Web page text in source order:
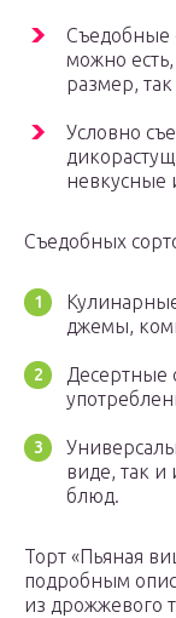
Съедобные
можно
размер,
Условно
невкусные
Съедобных
джемы,
Десертные
виде, так и
блюд.
Торт «Пьяная
подробным
из дрожжевого